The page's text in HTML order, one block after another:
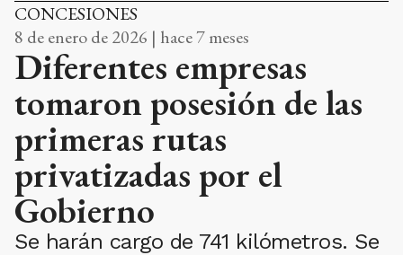
CONCESIONES
8 de enero de 2026 | hace 7 meses
Diferentes empresas
tomaron posesión de las
primeras rutas
privatizadas por el
Gobierno
Se harán cargo de 741 kilómetros. Se